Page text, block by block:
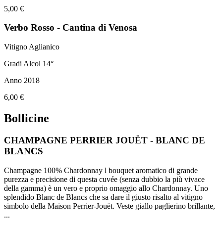
5,00 €
Verbo Rosso - Cantina di Venosa
Vitigno Aglianico
Gradi Alcol 14°
Anno 2018
6,00 €
Bollicine
CHAMPAGNE PERRIER JOUËT - BLANC DE
BLANCS
Champagne 100% Chardonnay l bouquet aromatico di grande
purezza e precisione di questa cuvée (senza dubbio la più vivace
della gamma) è un vero e proprio omaggio allo Chardonnay. Uno
splendido Blanc de Blancs che sa dare il giusto risalto al vitigno
simbolo della Maison Perrier-Jouët. Veste giallo paglierino brillante,
...